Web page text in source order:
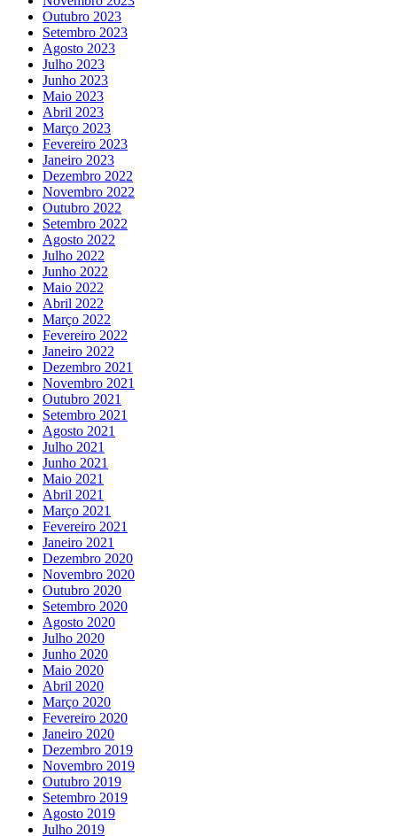
Outubro 2023
Setembro 2023
Agosto 2023
Julho 2023
Junho 2023
Maio 2023
Abril 2023
Março 2023
Fevereiro 2023
Janeiro 2023
Dezembro 2022
Novembro 2022
Outubro 2022
Setembro 2022
Agosto 2022
Julho 2022
Junho 2022
Maio 2022
Abril 2022
Março 2022
Fevereiro 2022
Janeiro 2022
Dezembro 2021
Novembro 2021
Outubro 2021
Setembro 2021
Agosto 2021
Julho 2021
Junho 2021
Maio 2021
Abril 2021
Março 2021
Fevereiro 2021
Janeiro 2021
Dezembro 2020
Novembro 2020
Outubro 2020
Setembro 2020
Agosto 2020
Julho 2020
Junho 2020
Maio 2020
Abril 2020
Março 2020
Fevereiro 2020
Janeiro 2020
Dezembro 2019
Novembro 2019
Outubro 2019
Setembro 2019
Agosto 2019
Julho 2019